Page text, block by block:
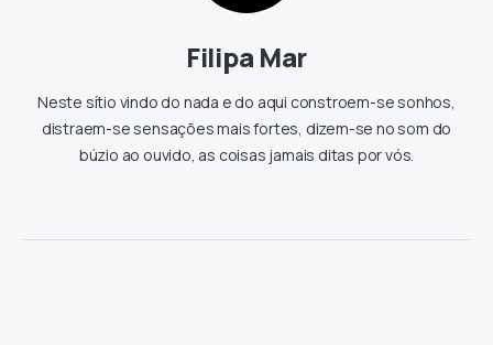
Filipa Mar
Neste sítio vindo do nada e do aqui constroem-se sonhos,
distraem-se sensações mais fortes, dizem-se no som do
búzio ao ouvido, as coisas jamais ditas por vós.